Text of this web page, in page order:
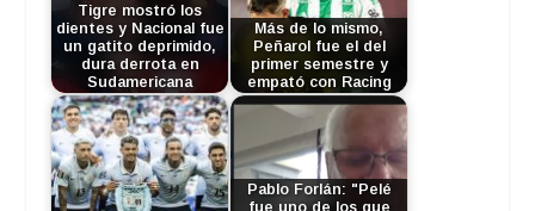
Tigre mostró los
dientes y Nacional fue
un gatito deprimido,
dura derrota en
Sudamericana
Más de lo mismo,
Peñarol fue el del
primer semestre y
empató con Racing
Pablo Forlán: "Pelé
fue uno de los que